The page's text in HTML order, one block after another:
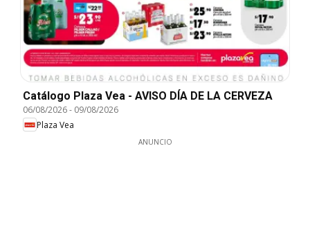
Catálogo Plaza Vea - AVISO DÍA DE LA CERVEZA
06/08/2026- 09/08/2026
Plaza Vea
ANUNCIO